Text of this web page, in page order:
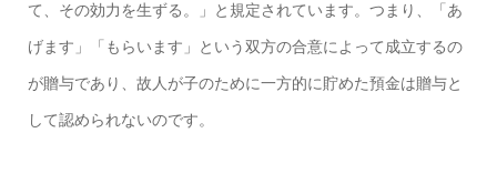
て、その効力を生ずる。」と規定されています。つまり、「あ
げます」「もらいます」という双方の合意によって成立するの
が贈与であり、故人が子のために一方的に貯めた預金は贈与と
して認められないのです。